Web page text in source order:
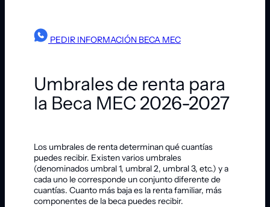
PEDIR INFORMACIÓN BECA MEC
Umbrales de renta para
la Beca MEC 2026-2027
Los umbrales de renta determinan qué cuantías
puedes recibir. Existen varios umbrales
(denominados umbral 1, umbral 2, umbral 3, etc.) y a
cada uno le corresponde un conjunto diferente de
cuantías. Cuanto más baja es la renta familiar, más
componentes de la beca puedes recibir.